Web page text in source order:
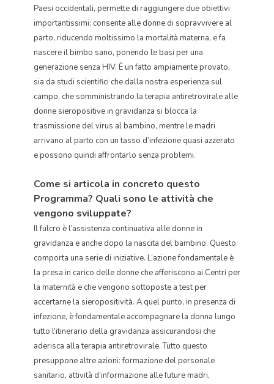
Paesi occidentali, permette di raggiungere due obiettivi
importantissimi: consente alle donne di sopravvivere al
parto, riducendo moltissimo la mortalità materna, e fa
nascere il bimbo sano, ponendo le basi per una
generazione senza HIV. È un fatto ampiamente provato,
sia da studi scientifici che dalla nostra esperienza sul
campo, che somministrando la terapia antiretrovirale alle
donne sieropositive in gravidanza si blocca la
trasmissione del virus al bambino, mentre le madri
arrivano al parto con un tasso d’infezione quasi azzerato
e possono quindi affrontarlo senza problemi.
Come si articola in concreto questo
Programma? Quali sono le attività che
vengono sviluppate?
Il fulcro è l’assistenza continuativa alle donne in
gravidanza e anche dopo la nascita del bambino. Questo
comporta una serie di iniziative. L’azione fondamentale è
la presa in carico delle donne che afferiscono ai Centri per
la maternità e che vengono sottoposte a test per
accertarne la sieropositività. A quel punto, in presenza di
infezione, è fondamentale accompagnare la donna lungo
tutto l’itinerario della gravidanza assicurandosi che
aderisca alla terapia antiretrovirale. Tutto questo
presuppone altre azioni: formazione del personale
sanitario, attività d’informazione alle future madri,